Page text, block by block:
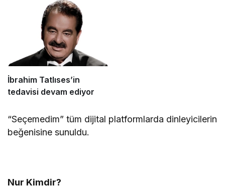
İbrahim Tatlıses’in
tedavisi devam ediyor
“Seçemedim” tüm dijital platformlarda dinleyicilerin
beğenisine sunuldu.
Nur Kimdir?